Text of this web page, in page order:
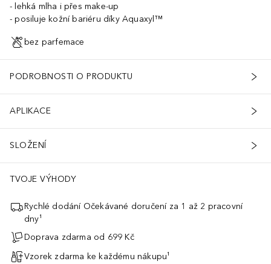
lehká mlha i přes make-up
posiluje kožní bariéru díky Aquaxyl™
bez parfemace
PODROBNOSTI O PRODUKTU
APLIKACE
SLOŽENÍ
TVOJE VÝHODY
Rychlé dodání Očekávané doručení za 1 až 2 pracovní
dny¹
Doprava zdarma od 699 Kč
Vzorek zdarma ke každému nákupu¹